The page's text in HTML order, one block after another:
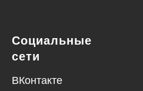
Социальные
сети
ВКонтакте